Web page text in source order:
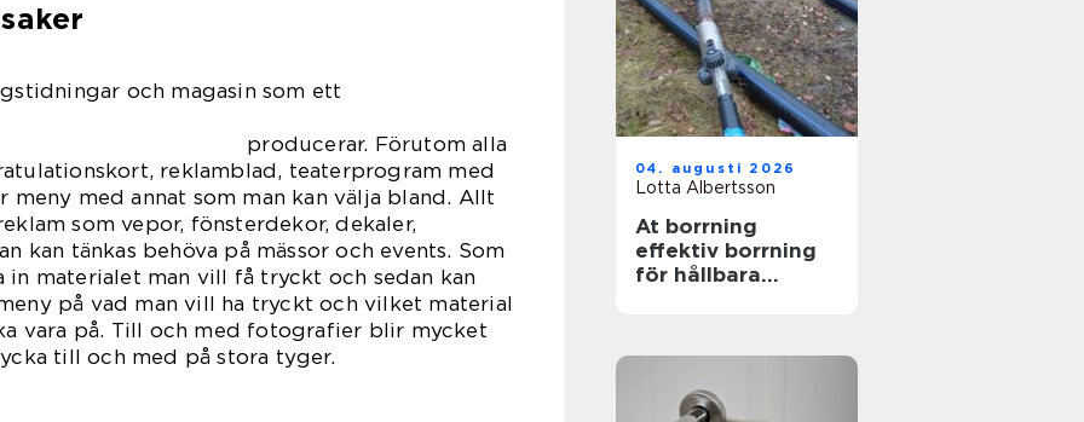
och magasin som ett
Förutom alla
reklamblad, teaterprogram med
meny med annat som man kan välja bland. Allt
som vepor, fönsterdekor, dekaler,
kan tänkas behöva på mässor och events. Som
in materialet man vill få tryckt och sedan kan
på vad man vill ha tryckt och vilket material
vara på. Till och med fotografier blir mycket
till och med på stora tyger.
04. augusti 2026
Lotta Albertsson
At borrning
effektiv borrning
för hållbara